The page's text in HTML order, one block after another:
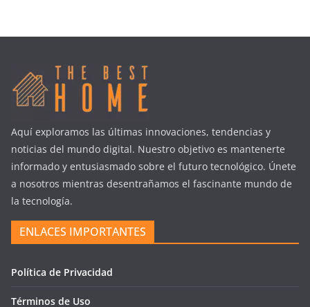
Aquí exploramos las últimas innovaciones, tendencias y
noticias del mundo digital. Nuestro objetivo es mantenerte
informado y entusiasmado sobre el futuro tecnológico. Únete
a nosotros mientras desentrañamos el fascinante mundo de
la tecnología.
ENLACES IMPORTANTES
Política de Privacidad
Términos de Uso